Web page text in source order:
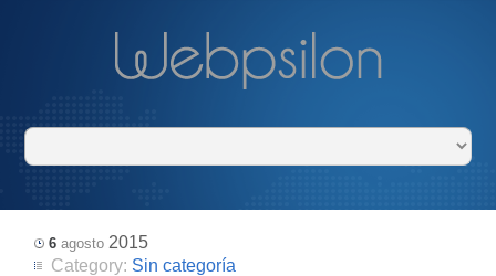
6 agosto 2015
Category: Sin categoría